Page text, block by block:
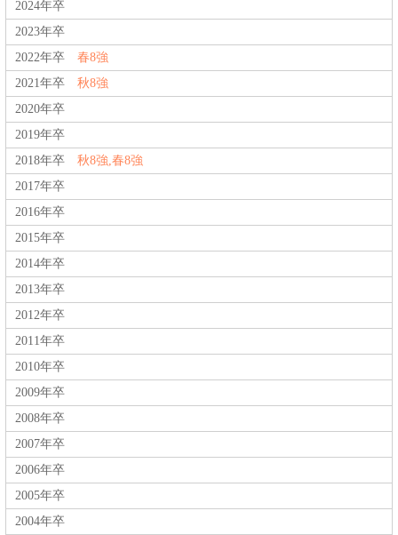
2024年卒
2023年卒
2022年卒 春8強
2021年卒 秋8強
2020年卒
2019年卒
2018年卒 秋8強,春8強
2017年卒
2016年卒
2015年卒
2014年卒
2013年卒
2012年卒
2011年卒
2010年卒
2009年卒
2008年卒
2007年卒
2006年卒
2005年卒
2004年卒